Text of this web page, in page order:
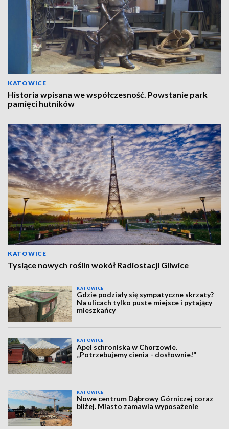
KATOWICE
Historia wpisana we współczesność. Powstanie park
pamięci hutników
KATOWICE
Tysiące nowych roślin wokół Radiostacji Gliwice
KATOWICE
Gdzie podziały się sympatyczne skrzaty?
Na ulicach tylko puste miejsce i pytający
mieszkańcy
KATOWICE
Apel schroniska w Chorzowie.
„Potrzebujemy cienia - dosłownie!"
KATOWICE
Nowe centrum Dąbrowy Górniczej coraz
bliżej. Miasto zamawia wyposażenie